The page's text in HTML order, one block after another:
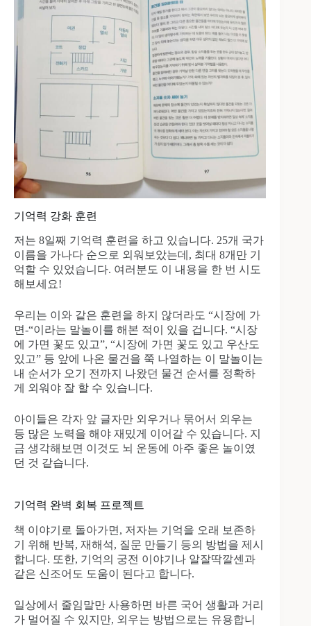
기억력 강화 훈련
저는 8일째 기억력 훈련을 하고 있습니다. 25개 국가
이름을 가나다 순으로 외워보았는데, 최대 8개만 기
억할 수 있었습니다. 여러분도 이 내용을 한 번 시도
해보세요!
우리는 이와 같은 훈련을 하지 않더라도 “시장에 가
면-“이라는 말놀이를 해본 적이 있을 겁니다. “시장
에 가면 꽃도 있고”, “시장에 가면 꽃도 있고 우산도
있고” 등 앞에 나온 물건을 쭉 나열하는 이 말놀이는
내 순서가 오기 전까지 나왔던 물건 순서를 정확하
게 외워야 잘 할 수 있습니다.
아이들은 각자 앞 글자만 외우거나 묶어서 외우는
등 많은 노력을 해야 재밌게 이어갈 수 있습니다. 지
금 생각해보면 이것도 뇌 운동에 아주 좋은 놀이였
던 것 같습니다.
기억력 완벽 회복 프로젝트
책 이야기로 돌아가면, 저자는 기억을 오래 보존하
기 위해 반복, 재해석, 질문 만들기 등의 방법을 제시
합니다. 또한, 기억의 궁전 이야기나 알잘딱깔센과
같은 신조어도 도움이 된다고 합니다.
일상에서 줄임말만 사용하면 바른 국어 생활과 거리
가 멀어질 수 있지만, 외우는 방법으로는 유용합니